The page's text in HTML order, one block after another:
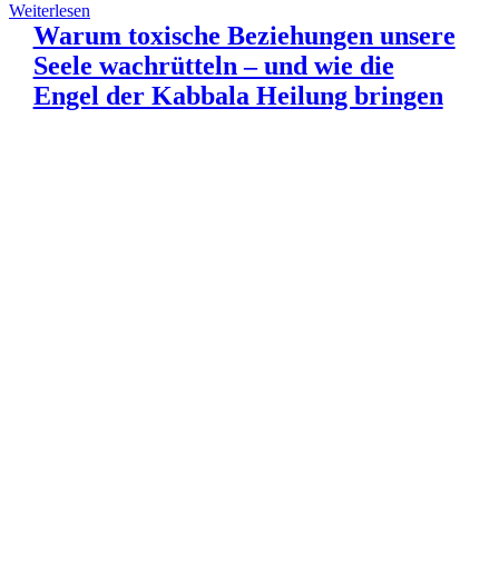
Weiterlesen
Warum toxische Beziehungen unsere
Seele wachrütteln – und wie die
Engel der Kabbala Heilung bringen